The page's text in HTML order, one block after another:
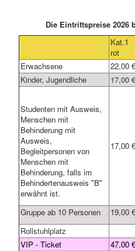
Die Eintrittspreise 2026
Kat.1
rot
Erwachsene
22,00 €
Kinder, Jugendliche
17,00 €
Studenten mit Ausweis,
Menschen mit
Behinderung mit
Ausweis,
Begleitpersonen von
Menschen mit
Behinderung, falls im
Behindertenausweis "B"
erwähnt ist.
17,00 €
Gruppe ab 10 Personen 19,00 €
Rollstuhlplatz
VIP - Ticket
47,00 €